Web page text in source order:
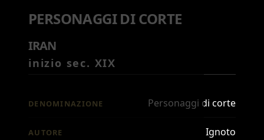
PERSONAGGI DI CORTE
IRAN
inizio sec. XIX
DENOMINAZIONE Personaggi di corte
AUTORE Ignoto